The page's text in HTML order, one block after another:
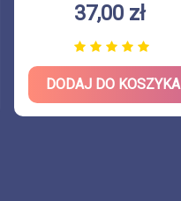
37,00 zł
DODAJ DO KOSZYKA